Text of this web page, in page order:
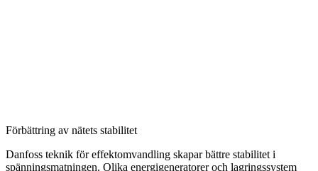
Förbättring av nätets stabilitet
Danfoss teknik för effektomvandling skapar bättre stabilitet i
spänningsmatningen. Olika energigeneratorer och lagringssystem